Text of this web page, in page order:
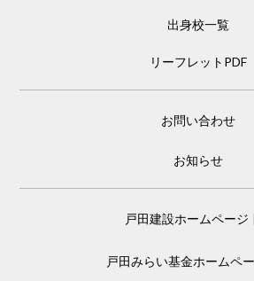
出身校一覧
リーフレットPDF
お問い合わせ
お知らせ
戸田建設ホームページ
戸田みらい基金ホームペ